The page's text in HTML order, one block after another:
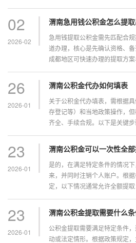
02
2026-02
渭南急用钱公积金怎么提取
急用钱提取公积金需先匹配合
道办理，核心是先确认资格、
成都地区可快速办理的提取方案
26
2026-01
渭南公积金代办如何填表
关于公积金代办填表，需根据
存登记等）和当地政策操作，
齐全、手续合规。以下是关键步
23
2026-01
渭南公积金可以一次性全部
是的，在满足特定条件的情况
来，并同时注销个人账户。根
定，以下情况通常允许全额提取
23
2026-01
渭南公积金提取需要什么条
公积金提取需要满足特定条件
动或法定情形。根据政策规定